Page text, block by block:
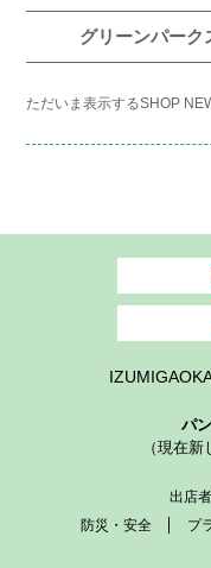
グリーンパーク
ただいま表示するSHOP
パ
（現在
出店
防災・安全
プ